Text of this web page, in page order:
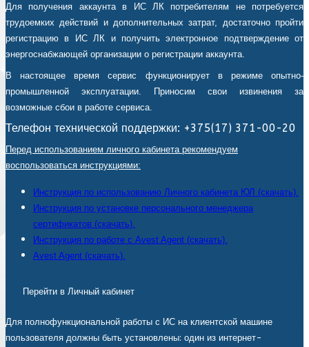
Для получения аккаунта в ИС ЛК потребителям не потребуется
трудоемких действий и дополнительных затрат, достаточно пройти
регистрацию в ИС ЛК и получить электронное подтверждение от
энергоснабжающей организации о регистрации аккаунта.
В настоящее время сервис функционирует в режиме опытно-
промышленной эксплуатации. Приносим свои извинения за
возможные сбои в работе сервиса.
Телефон технической поддержки: +375(17) 371-00-20
Перед использованием личного кабинета рекомендуем
воспользоваться инструкциями:
Инструкция по использованию Личного кабинета ЮЛ (скачать).
Инструкция по установке персонального менеджера
сертификатов (скачать).
Инструкция по работе с Avest Agent (скачать).
Avest Agent (скачать).
Перейти в Личный кабинет
Для полнофункциональной работы с ИС на клиентской машине
пользователя должны быть установлены: один из интернет-